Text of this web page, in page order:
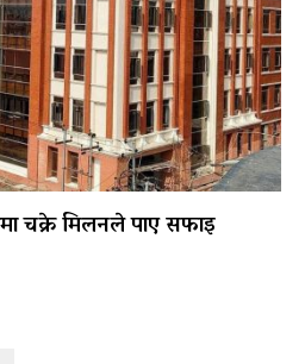
चक्रे मिलनले पाए सफाइ